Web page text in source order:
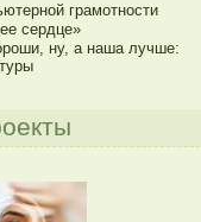
грамотности
сердце»
ну, а наша лучше: